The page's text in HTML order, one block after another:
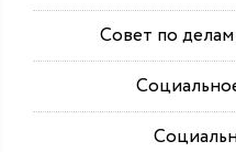
Совет по